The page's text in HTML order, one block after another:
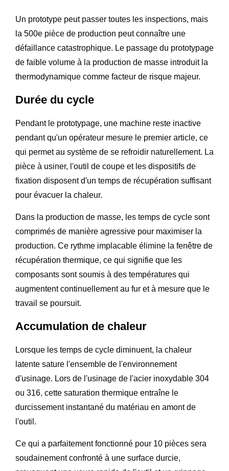
Un prototype peut passer toutes les inspections, mais
la 500e pièce de production peut connaître une
défaillance catastrophique. Le passage du prototypage
de faible volume à la production de masse introduit la
thermodynamique comme facteur de risque majeur.
Durée du cycle
Pendant le prototypage, une machine reste inactive
pendant qu'un opérateur mesure le premier article, ce
qui permet au système de se refroidir naturellement. La
pièce à usiner, l'outil de coupe et les dispositifs de
fixation disposent d'un temps de récupération suffisant
pour évacuer la chaleur.
Dans la production de masse, les temps de cycle sont
comprimés de manière agressive pour maximiser la
production. Ce rythme implacable élimine la fenêtre de
récupération thermique, ce qui signifie que les
composants sont soumis à des températures qui
augmentent continuellement au fur et à mesure que le
travail se poursuit.
Accumulation de chaleur
Lorsque les temps de cycle diminuent, la chaleur
latente sature l'ensemble de l'environnement
d'usinage. Lors de l'usinage de l'acier inoxydable 304
ou 316, cette saturation thermique entraîne le
durcissement instantané du matériau en amont de
l'outil.
Ce qui a parfaitement fonctionné pour 10 pièces sera
soudainement confronté à une surface durcie,